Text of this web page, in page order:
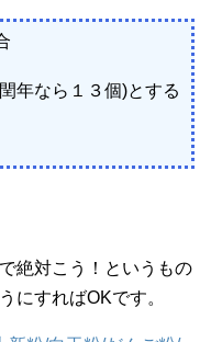
年なら１３個)とする
絶対こう！というもの
にすればOKです。